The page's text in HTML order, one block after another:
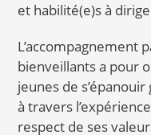
et habilité(e)s à
L’accompagnement
bienveillants a pour
jeunes de
à travers
respect de ses